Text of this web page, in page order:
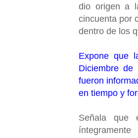
dio origen a
cincuenta por
dentro de los
Expone que
Diciembre
fueron
en tiempo y
Señala que